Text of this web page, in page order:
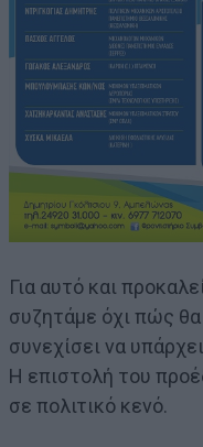
Για αυτό και
συζητάμε όχι πώς
συνεχίσει να
Η επιστολή του
σε πολιτικό κενό.